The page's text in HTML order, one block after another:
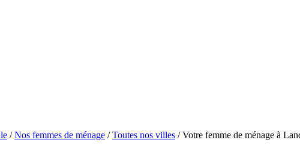
/Nos femmes de ménage /Toutes nos villes /Votre femme de ménage à